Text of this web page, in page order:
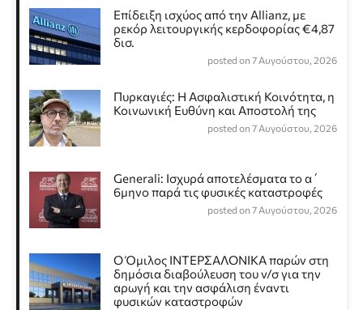
Επίδειξη ισχύος από την Allianz, με
ρεκόρ λειτουργικής κερδοφορίας €4,87
δισ.
posted on 7 Αυγούστου, 2026
Πυρκαγιές: Η Ασφαλιστική Κοινότητα, η
Κοινωνική Ευθύνη και Αποστολή της
posted on 7 Αυγούστου, 2026
Generali: Ισχυρά αποτελέσματα το α΄
6μηνο παρά τις φυσικές καταστροφές
posted on 7 Αυγούστου, 2026
Ο Όμιλος ΙΝΤΕΡΣΑΛΟΝΙΚΑ παρών στη
δημόσια διαβούλευση του ν/σ για την
αρωγή και την ασφάλιση έναντι
φυσικών καταστροφών